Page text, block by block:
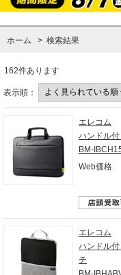
ホーム > 検索結果
162件あります
表示順：
エレコム
ハンドル
BM-
Web価格
エレコム
ハンドル
チ